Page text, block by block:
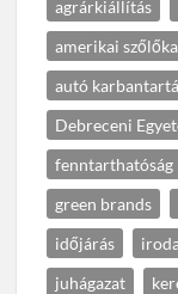
agrárkiállítás
amerikai
autó
Debreceni
fenntarthatóság
green brands
időjárás
juhágazat